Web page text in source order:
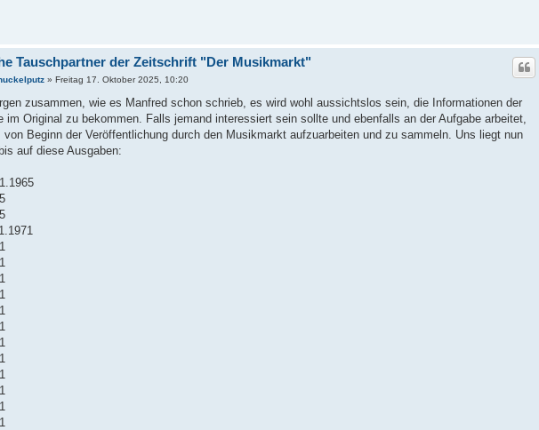
Tauschpartner der Zeitschrift "Der Musikmarkt"
» Freitag 17. Oktober 2025, 10:20
zusammen, wie es Manfred schon schrieb, es wird wohl aussichtslos sein, die Informationen der
im Original zu bekommen. Falls jemand interessiert sein sollte und ebenfalls an der Aufgabe arbeitet,
von Beginn der Veröffentlichung durch den Musikmarkt aufzuarbeiten und zu sammeln. Uns liegt nun
auf diese Ausgaben: